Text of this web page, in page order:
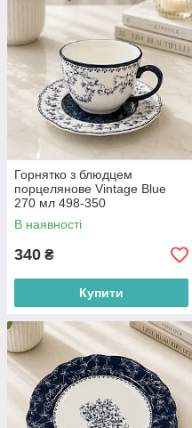
Горнятко з блюдцем
порцелянове Vintage Blue
270 мл 498-350
В наявності
340 ₴
Купити